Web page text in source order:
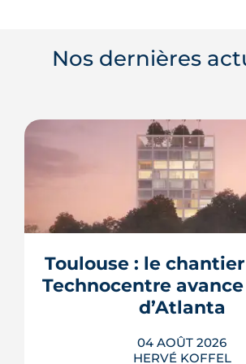
Nos dernières
Toulouse : le
Technocentre
d’Atlanta
04 AOÛT 2026
HERVÉ KOFFEL